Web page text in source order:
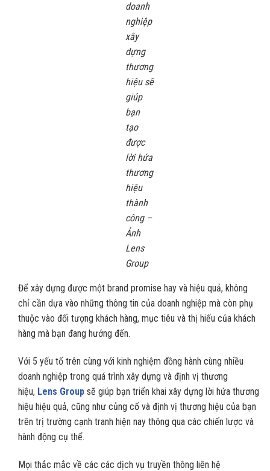
doanh
nghiệp
xây
dựng
thương
hiệu sẽ
giúp
bạn
tạo
được
lời hứa
thương
hiệu
thành
công –
Ảnh
Lens
Group
Để xây dựng được một brand promise hay và hiệu quả, không
chỉ cần dựa vào những thông tin của doanh nghiệp mà còn phụ
thuộc vào đối tượng khách hàng, mục tiêu và thị hiếu của khách
hàng mà bạn đang hướng đến.
Với 5 yếu tố trên cùng với kinh nghiệm đồng hành cùng nhiều
doanh nghiệp trong quá trình xây dựng và định vị thương
hiệu, Lens Group sẽ giúp bạn triển khai xây dựng lời hứa thương
hiệu hiệu quả, cũng như củng cố và định vị thương hiệu của bạn
trên trị trường cạnh tranh hiện nay thông qua các chiến lược và
hành động cụ thể.
Mọi thắc mắc về các các dịch vụ truyền thông liên hệ